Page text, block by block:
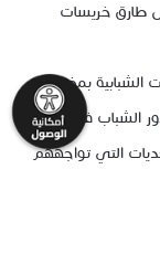
طارق خريسات
الشبابية بمخرجات
الشباب في
التي تواجههم